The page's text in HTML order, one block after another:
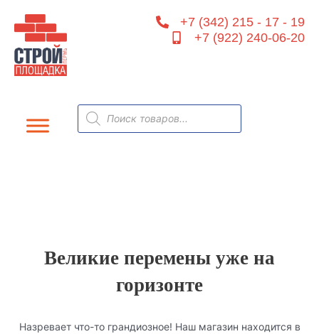
содержимому
+7 (342) 215 - 17 - 19
+7 (922) 240-06-20
Поиск
товаров
Великие перемены уже на
горизонте
Назревает что-то грандиозное! Наш магазин находится в